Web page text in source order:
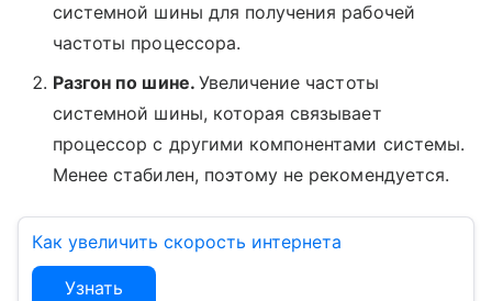
системной шины для получения рабочей
частоты процессора.
Разгон по шине. Увеличение частоты
системной шины, которая связывает
процессор с другими компонентами системы.
Менее стабилен, поэтому не рекомендуется.
Как увеличить скорость интернета
Узнать